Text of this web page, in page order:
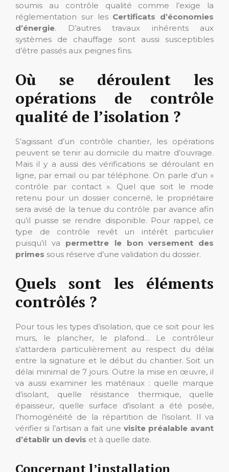
soumis au contrôle qualité comme l’exige la
réglementation sur les Certificats d’économies
d’énergie. D’autres travaux inhérents aux
systèmes de chauffage sont aussi susceptibles
d’être passés aux peignes fins.
Où se déroulent les
opérations de contrôle
qualité de l’isolation ?
S’agissant d’un contrôle chantier, les opérations
peuvent se tenir au domicile du maitre d’ouvrage.
Mais il y a aussi des vérifications se déroulant en
ligne, par email ou par téléphone. On parle d’un «
contrôle par contact ». Quel que soit le mode
retenu pour un dossier concerné, le propriétaire
sera avisé de la tenue du contrôle par avance afin
qu’il puisse se rendre disponible. Pour rappel, ce
type de contrôle revêt un intérêt particulier
puisqu’il va permettre le bon versement des
primes sous réserve d’une validation du dossier.
Quels sont les éléments
contrôlés ?
Pour tous les types d’isolation, que ce soit pour les
murs, le plancher, le plafond… Le contrôleur
s’attardera particulièrement au respect du délai
entre la signature et le début du chantier. Soit un
délai minimal de 7 jours. Outre la mise en œuvre, il
va aussi examiner les matériaux : quelle marque
d’isolant, quelle résistance thermique, quelle
épaisseur, quelle surface d’isolant a été posée,
l’homogénéité de la répartition de l’isolant. Il va
vérifier si l’artisan a fait une visite préalable avant
d’établir un devis et à quelle date.
Concernant l’installation